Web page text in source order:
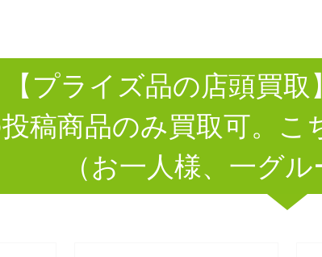
【プライズ品の店頭買
稿商品のみ買取可。
（お一人様、一グル